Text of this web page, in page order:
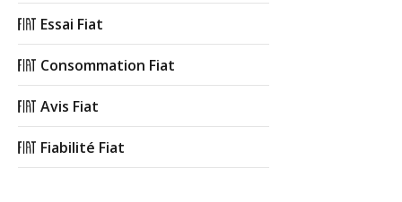
Essai Fiat
Consommation Fiat
Avis Fiat
Fiabilité Fiat